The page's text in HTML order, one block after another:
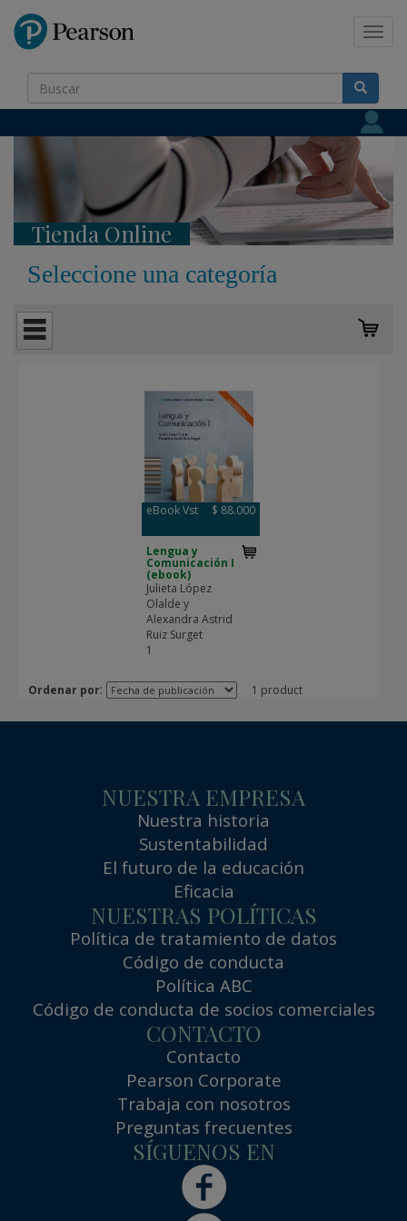
Tienda Online
Seleccione una categoría
eBook Vst $ 88.000
Lengua y
Comunicación I
(ebook)
Julieta López
Olalde y
Alexandra Astrid
Ruiz Surget
1
Ordenar por: 1 product
NUESTRA EMPRESA
Nuestra historia
Sustentabilidad
El futuro de la educación
Eficacia
NUESTRAS POLÍTICAS
Política de tratamiento de datos
Código de conducta
Política ABC
Código de conducta de socios comerciales
CONTACTO
Contacto
Pearson Corporate
Trabaja con nosotros
Preguntas frecuentes
SÍGUENOS EN